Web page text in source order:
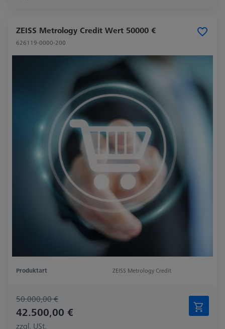
ZEISS Metrology Credit Wert 50000 €
626119-0000-200
Produktart ZEISS Metrology Credit
50.000,00 €
42.500,00 €
zzgl. USt.